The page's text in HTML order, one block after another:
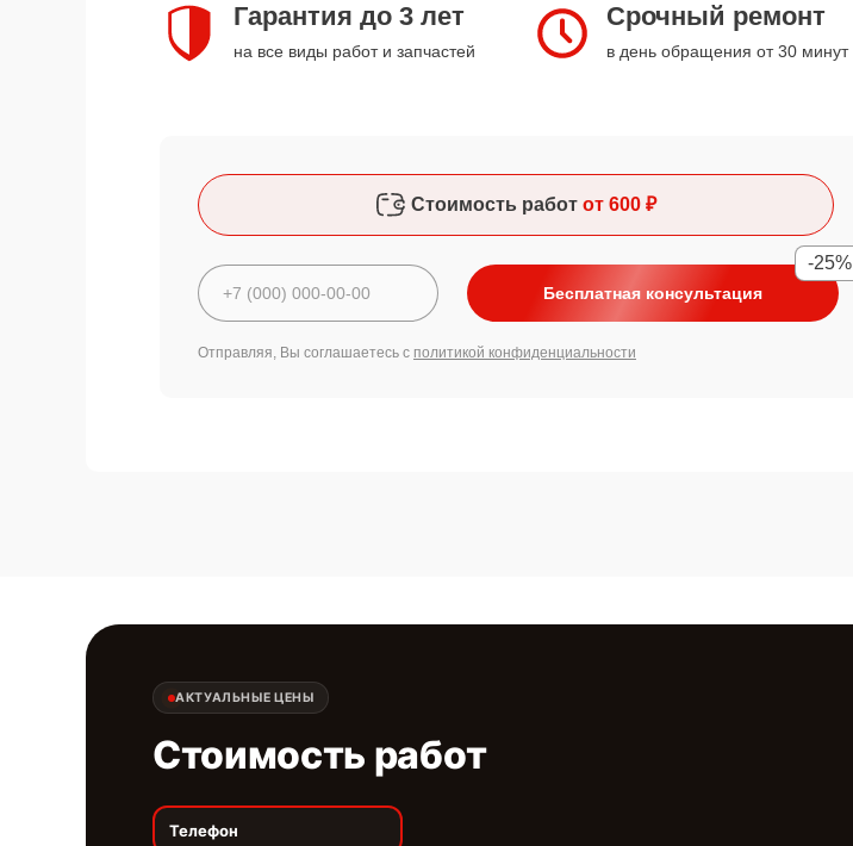
Гарантия до 3 лет
на все виды работ и запчастей
Срочный ремонт
в день обращения от 30 минут
Стоимость работ от 600 ₽
Бесплатная консультация
-25%
Отправляя, Вы соглашаетесь с политикой конфиденциальности
АКТУАЛЬНЫЕ ЦЕНЫ
Стоимость работ
Телефон